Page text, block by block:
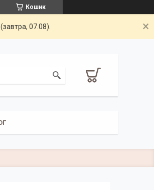
Кошик
07.08).